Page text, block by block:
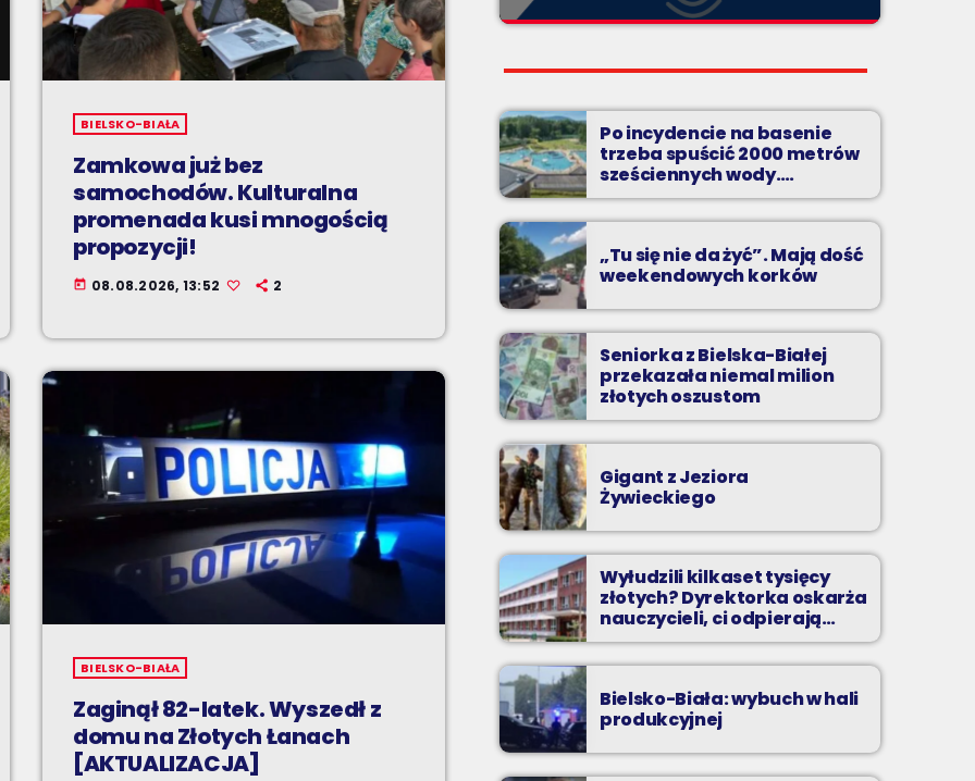
BIELSKO-BIAŁA
Zamkowa już bez
samochodów. Kulturalna
promenada kusi mnogością
propozycji!
today 08.08.2026, 13:52 2
BIELSKO-BIAŁA
Zaginął 82-latek. Wyszedł z
domu na Złotych Łanach
[AKTUALIZACJA]
Twój wybór, Twoje
Niedziele od 14 do 16
Zadzwoń do nas, wybierz jedną z dwóch
muzycznych propozycji i pozdrów bliskich na
żywo w Radiu BIELSKO.
NAJPOPULARNIEJSZE WIADOMOŚCI
Po incydencie na basenie
trzeba spuścić 2000 metrów
sześciennych wody.
„Ogromne koszty i ogromna
praca”
„Tu się nie da żyć”. Mają dość
weekendowych korków
Seniorka z Bielska-Białej
przekazała niemal milion
złotych oszustom
Gigant z Jeziora
Żywieckiego
Wyłudzili kilkaset tysięcy
złotych? Dyrektorka oskarża
nauczycieli, ci odpierają
zarzuty
Bielsko-Biała: wybuch w hali
produkcyjnej